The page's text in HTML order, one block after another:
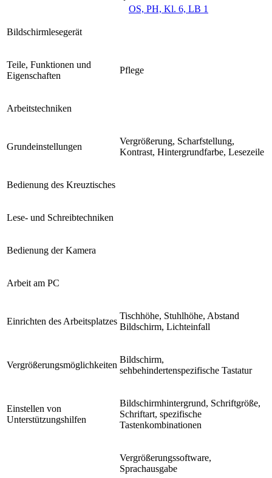
OS, PH, Kl. 6, LB 1
Bildschirmlesegerät
Teile, Funktionen und
Eigenschaften
Pflege
Arbeitstechniken
Grundeinstellungen
Vergrößerung, Scharfstellung,
Kontrast, Hintergrundfarbe, Lesezeile
Bedienung des Kreuztisches
Lese- und Schreibtechniken
Bedienung der Kamera
Arbeit am PC
Einrichten des Arbeitsplatzes
Tischhöhe, Stuhlhöhe, Abstand
Bildschirm, Lichteinfall
Vergrößerungsmöglichkeiten
Bildschirm,
sehbehindertenspezifische Tastatur
Einstellen von
Unterstützungshilfen
Bildschirmhintergrund, Schriftgröße,
Schriftart, spezifische
Tastenkombinationen
Vergrößerungssoftware,
Sprachausgabe